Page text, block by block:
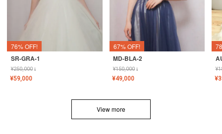
76% OFF!
SR-GRA-1
¥250,000↓
¥59,000
67% OFF!
MD-BLA-2
¥150,000↓
¥49,000
¥
¥
View more